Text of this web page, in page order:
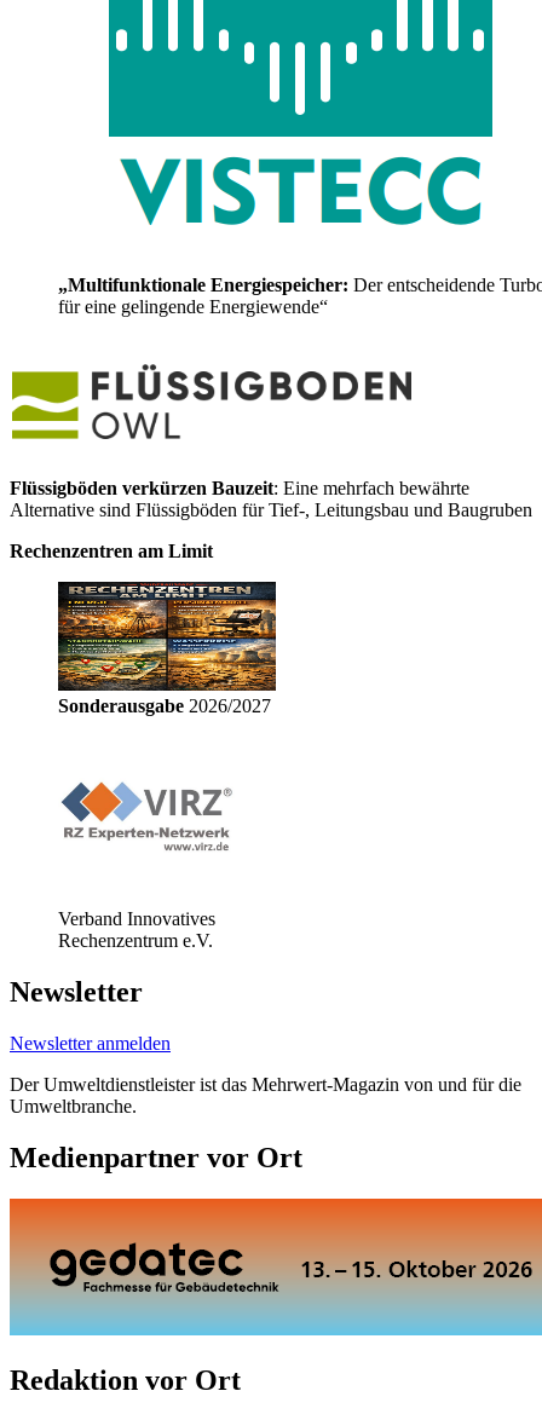
„Multifunktionale Energiespeicher: Der entscheidende
für eine gelingende Energiewende“
Flüssigböden verkürzen Bauzeit: Eine mehrfach bewährte
Alternative sind Flüssigböden für Tief-, Leitungsbau und Baugruben
Rechenzentren am Limit
Sonderausgabe 2026/2027
Verband Innovatives
Rechenzentrum e.V.
Newsletter
Newsletter anmelden
Der Umweltdienstleister ist das Mehrwert-Magazin von und für die
Umweltbranche.
Medienpartner vor Ort
Redaktion vor Ort